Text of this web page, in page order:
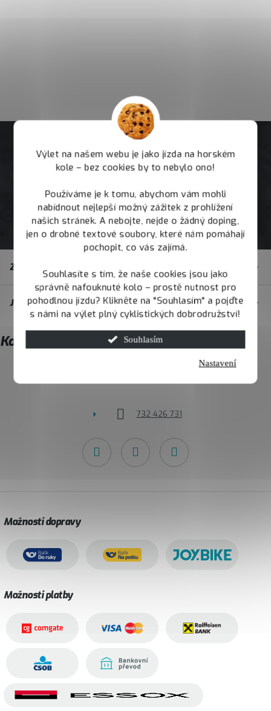
Výlet na našem webu je jako jízda na horském
kole – bez cookies by to nebylo ono!
Používáme je k tomu, abychom vám mohli
nabídnout nejlepší možný zážitek z prohlížení
našich stránek. A nebojte, nejde o žádný doping,
jen o drobné textové soubory, které nám pomáhají
pochopit, co vás zajímá.
Souhlasíte s tím, že naše cookies jsou jako
správně nafouknuté kolo – prostě nutnost pro
pohodlnou jízdu? Klikněte na "Souhlasím" a pojďte
s námi na výlet plný cyklistických dobrodružství!
Souhlasím
Nastavení
t
í
Zákaznický servis
JOY.BIKE
Kontakt
732 426 731
Možnosti dopravy
Možnosti platby